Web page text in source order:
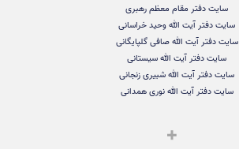
سایت دفتر مقام معظم رهبری
سایت دفتر آیت الله وحید خراسانی
سایت دفتر آیت الله صافی گلپایگانی
سایت دفتر آیت الله سیستانی
سایت دفتر آیت الله شبیری زنجانی
سایت دفتر آیت الله نوری همدانی